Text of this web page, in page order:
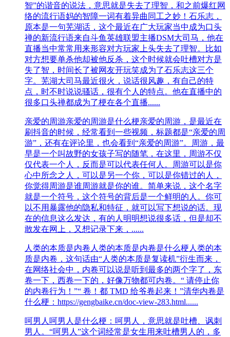
智”的谐音的说法，意思就是失去了理智，和之前爆红网
络的流行语妈的智障一词有着异曲同工之妙！石乐志，
原本是一句芜湖话，这个最近在广大玩家当中成为口头
禅的新流行语来自斗鱼英雄联盟主播DSM大司马，他在
直播当中常常用来形容对方玩家上头失去了理智。比如
对方想要单杀他却被他反杀，这个时候就会吐槽对方是
失了智，时间长了被网友开玩笑成为了石乐志这三个
字。芜湖大司马最近很火，说话很风趣，有自己的特
点，时不时说说骚话，很有个人的特点。他在直播中的
很多口头禅都成为了梗在各个直播......
亲爱的周游亲爱的周游是什么梗亲爱的周游，是最近在
刷抖音的时候，经常看到一些视频，标题都是“亲爱的周
游”，还有在评论里，也会看到“亲爱的周游”。周游，最
早是一个叫故野的女孩子写的随笔，在这里，周游不仅
仅代表一个人，反而是可以代表任何人。周游可以是你
心中所念之人，可以是另一个你，可以是你错过的人，
你觉得周游是谁周游就是你的谁。简单来说，这个名字
就是一个符号，这个符号的背后是一个鲜明的人。你可
以不用暴露他的隐私和特征，就可以写下想说的话。现
在的信息这么发达，有的人明明想说很多话，但是却不
敢发在网上，又想记录下来，......
人类的本质是内卷 人类的本质是内卷是什么梗人类的本
质是内卷，这句话由“人类的本质是复读机”衍生而来，
在网络社会中，内卷可以说是听到最多的两个字了，东
卷一下，西卷一下的，好像万物都可内卷。“ 请停止你
的内卷行为！”“ 卷！都 TMD 给爷卷起来！”清华内卷是
什么梗：https://gengbaike.cn/doc-view-283.html......
呵男人 呵男人是什么梗：呵男人，意思就是吐槽、讽刺
男人。“呵男人”这个词经常是女生用来吐槽男人的，多